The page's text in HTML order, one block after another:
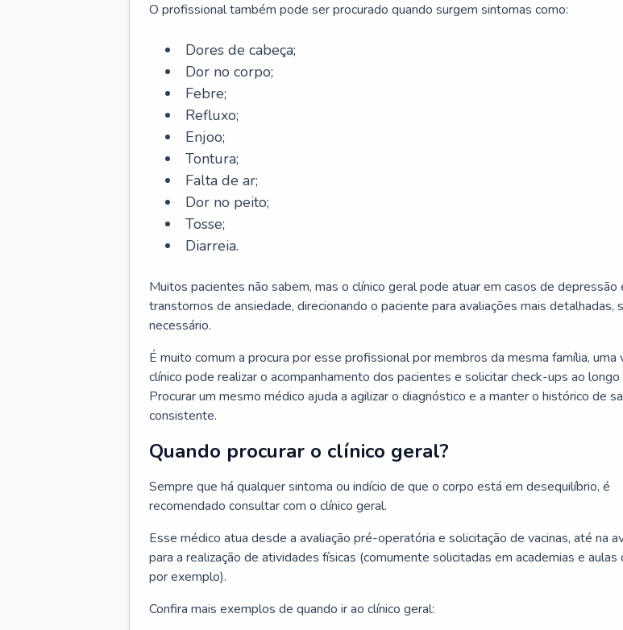
O profissional também pode ser procurado quando surgem sintomas como:
Dores de cabeça;
Dor no corpo;
Febre;
Refluxo;
Enjoo;
Tontura;
Falta de ar;
Dor no peito;
Tosse;
Diarreia.
Muitos pacientes não sabem, mas o clínico geral pode atuar em casos de depressão
transtornos de ansiedade, direcionando o paciente para avaliações mais detalhadas,
necessário.
É muito comum a procura por esse profissional por membros da mesma família, uma
clínico pode realizar o acompanhamento dos pacientes e solicitar check-ups ao longo
Procurar um mesmo médico ajuda a agilizar o diagnóstico e a manter o histórico de
consistente.
Quando procurar o clínico geral?
Sempre que há qualquer sintoma ou indício de que o corpo está em desequilíbrio, é
recomendado consultar com o clínico geral.
Esse médico atua desde a avaliação pré-operatória e solicitação de vacinas, até na
para a realização de atividades físicas (comumente solicitadas em academias e aulas
por exemplo).
Confira mais exemplos de quando ir ao clínico geral: